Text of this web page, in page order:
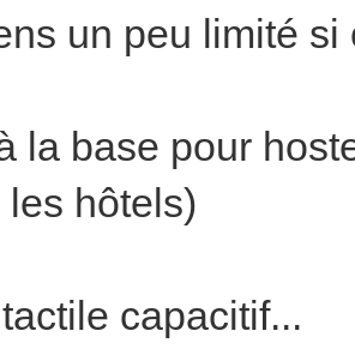
un peu limité
la base pour
hôtels)
capacitif...